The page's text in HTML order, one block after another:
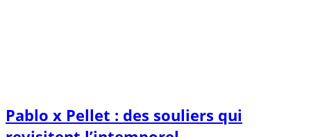
Pablo x Pellet : des souliers qui